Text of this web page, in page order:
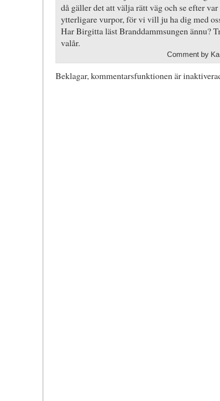
då gäller det att välja rätt väg och se efter
ytterligare vurpor, för vi vill ju ha dig med
Har Birgitta läst Branddammsungen ännu?
valår.
Comment by
Beklagar, kommentarsfunktionen är